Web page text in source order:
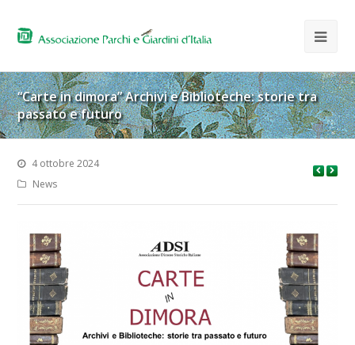
“Carte in dimora” Archivi e Biblioteche: storie tra
passato e futuro
4 ottobre 2024
News